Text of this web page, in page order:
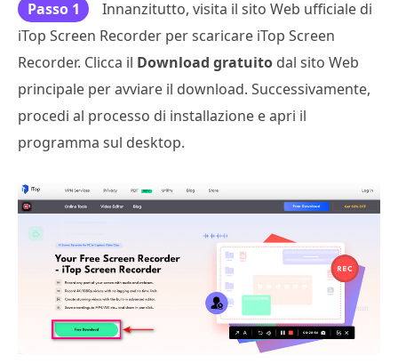
Passo 1
Innanzitutto, visita il sito Web ufficiale di
iTop Screen Recorder per scaricare iTop Screen
Recorder. Clicca il Download gratuito dal sito Web
principale per avviare il download. Successivamente,
procedi al processo di installazione e apri il
programma sul desktop.